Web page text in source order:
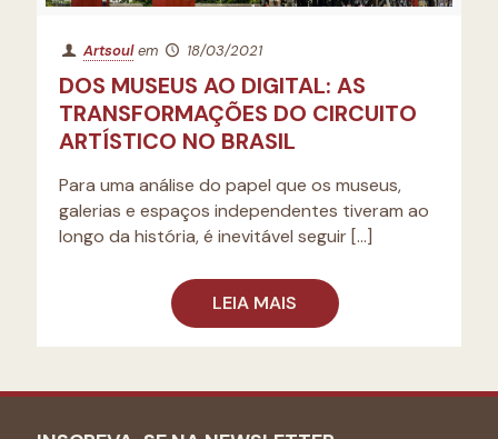
Artsoul em 18/03/2021
DOS MUSEUS AO DIGITAL: AS
TRANSFORMAÇÕES DO CIRCUITO
ARTÍSTICO NO BRASIL
Para uma análise do papel que os museus,
galerias e espaços independentes tiveram ao
longo da história, é inevitável seguir […]
LEIA MAIS